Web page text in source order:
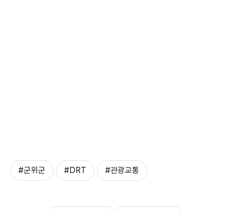
#군위군 #DRT #관광교통